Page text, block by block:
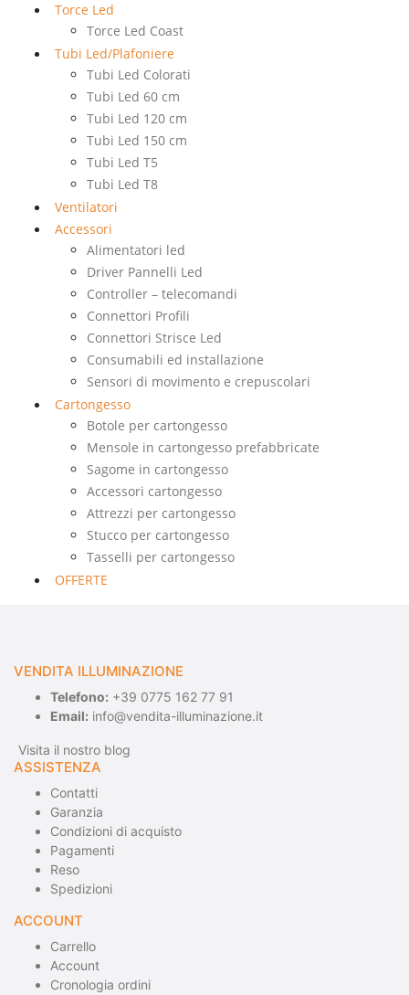
Torce Led
Torce Led Coast
Tubi Led/Plafoniere
Tubi Led Colorati
Tubi Led 60 cm
Tubi Led 120 cm
Tubi Led 150 cm
Tubi Led T5
Tubi Led T8
Ventilatori
Accessori
Alimentatori led
Driver Pannelli Led
Controller – telecomandi
Connettori Profili
Connettori Strisce Led
Consumabili ed installazione
Sensori di movimento e crepuscolari
Cartongesso
Botole per cartongesso
Mensole in cartongesso prefabbricate
Sagome in cartongesso
Accessori cartongesso
Attrezzi per cartongesso
Stucco per cartongesso
Tasselli per cartongesso
OFFERTE
VENDITA ILLUMINAZIONE
Telefono: +39 0775 162 77 91
Email: info@vendita-illuminazione.it
Visita il nostro blog
ASSISTENZA
Contatti
Garanzia
Condizioni di acquisto
Pagamenti
Reso
Spedizioni
ACCOUNT
Carrello
Account
Cronologia ordini